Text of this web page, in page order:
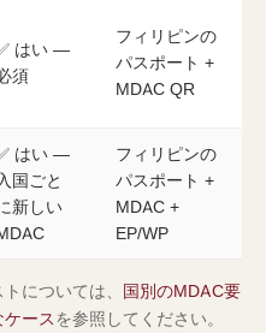
はい —
須
フィリピンの
パスポート +
MDAC QR
はい —
国ごと
新しい
フィリピンの
パスポート +
MDAC +
EP/WP
については、 国別のMDAC要
ースを参照してください。